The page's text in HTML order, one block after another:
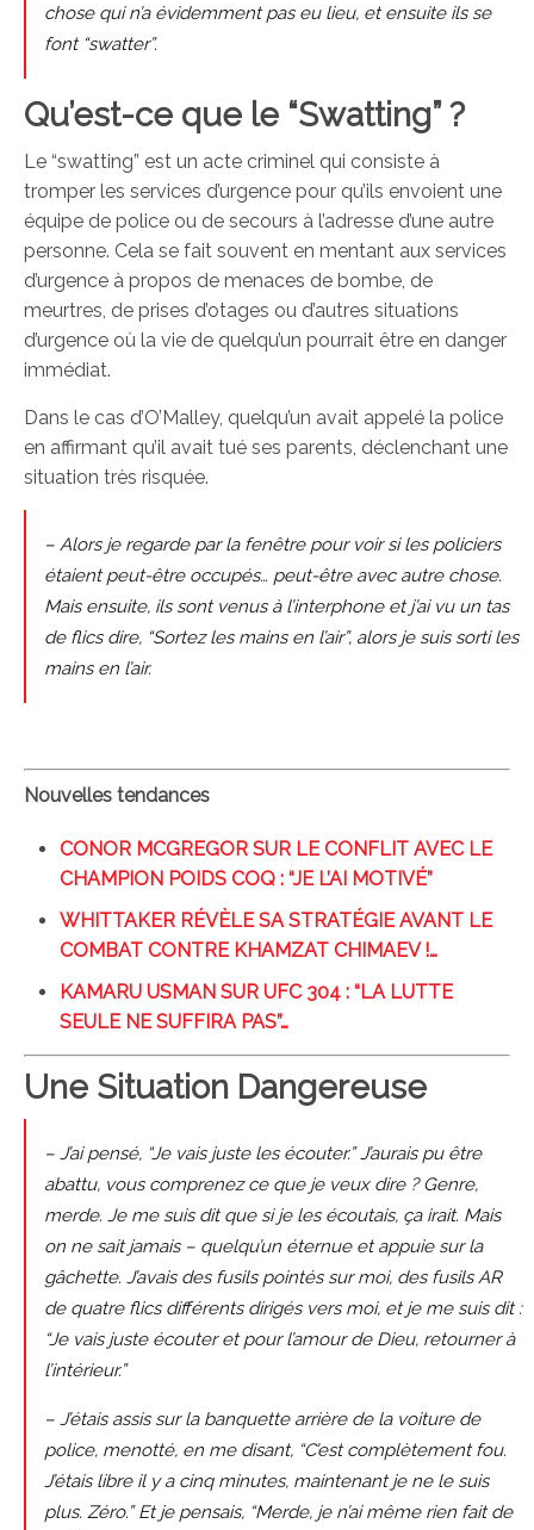
chose qui n’a évidemment pas eu lieu, et ensuite ils se
font “swatter”.
Qu’est-ce que le “Swatting” ?
Le “swatting” est un acte criminel qui consiste à
tromper les services d’urgence pour qu’ils envoient une
équipe de police ou de secours à l’adresse d’une autre
personne. Cela se fait souvent en mentant aux services
d’urgence à propos de menaces de bombe, de
meurtres, de prises d’otages ou d’autres situations
d’urgence où la vie de quelqu’un pourrait être en danger
immédiat.
Dans le cas d’O’Malley, quelqu’un avait appelé la police
en affirmant qu’il avait tué ses parents, déclenchant une
situation très risquée.
– Alors je regarde par la fenêtre pour voir si les policiers
étaient peut-être occupés… peut-être avec autre chose.
Mais ensuite, ils sont venus à l’interphone et j’ai vu un tas
de flics dire, “Sortez les mains en l’air”, alors je suis sorti les
mains en l’air.
Nouvelles tendances
CONOR MCGREGOR SUR LE CONFLIT AVEC LE
CHAMPION POIDS COQ : “JE L’AI MOTIVÉ”
WHITTAKER RÉVÈLE SA STRATÉGIE AVANT LE
COMBAT CONTRE KHAMZAT CHIMAEV !…
KAMARU USMAN SUR UFC 304 : “LA LUTTE
SEULE NE SUFFIRA PAS”…
Une Situation Dangereuse
– J’ai pensé, “Je vais juste les écouter.” J’aurais pu être
abattu, vous comprenez ce que je veux dire ? Genre,
merde. Je me suis dit que si je les écoutais, ça irait. Mais
on ne sait jamais – quelqu’un éternue et appuie sur la
gâchette. J’avais des fusils pointés sur moi, des fusils AR
de quatre flics différents dirigés vers moi, et je me suis dit :
“Je vais juste écouter et pour l’amour de Dieu, retourner à
l’intérieur.”
– J’étais assis sur la banquette arrière de la voiture de
police, menotté, en me disant, “C’est complètement fou.
J’étais libre il y a cinq minutes, maintenant je ne le suis
plus. Zéro.” Et je pensais, “Merde, je n’ai même rien fait de